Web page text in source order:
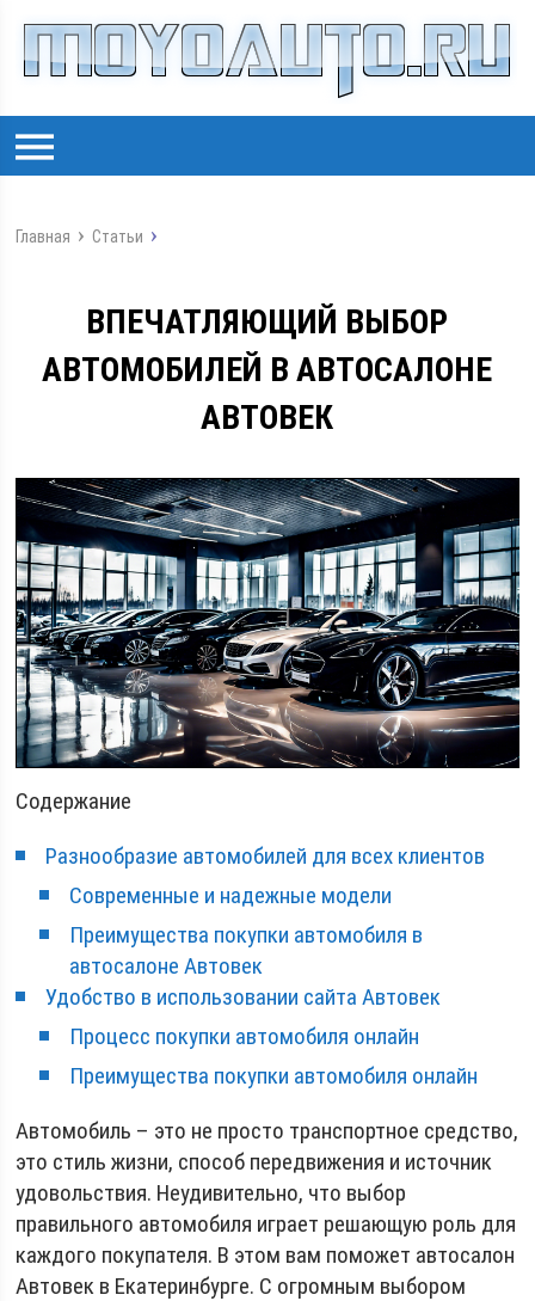
Главная Статьи
ВПЕЧАТЛЯЮЩИЙ ВЫБОР
АВТОМОБИЛЕЙ В АВТОСАЛОНЕ
АВТОВЕК
Содержание
Разнообразие автомобилей для всех клиентов
Современные и надежные модели
Преимущества покупки автомобиля в
автосалоне Автовек
Удобство в использовании сайта Автовек
Процесс покупки автомобиля онлайн
Преимущества покупки автомобиля онлайн
Автомобиль – это не просто транспортное средство,
это стиль жизни, способ передвижения и источник
удовольствия. Неудивительно, что выбор
правильного автомобиля играет решающую роль для
каждого покупателя. В этом вам поможет автосалон
Автовек в Екатеринбурге. С огромным выбором